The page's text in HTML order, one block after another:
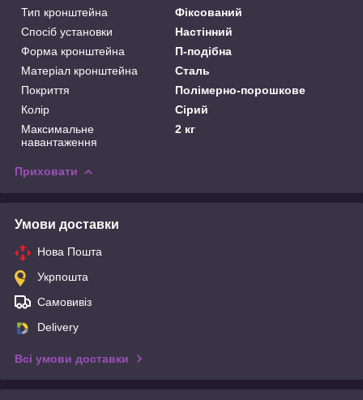
Тип кронштейна
Фіксований
Спосіб установки
Настінний
Форма кронштейна
П-подібна
Матеріал кронштейна
Сталь
Покриття
Полімерно-порошкове
Колір
Сірий
Максимальне
навантаження
2 кг
Приховати
Умови доставки
Нова Пошта
Укрпошта
Самовивіз
Delivery
Всі умови доставки